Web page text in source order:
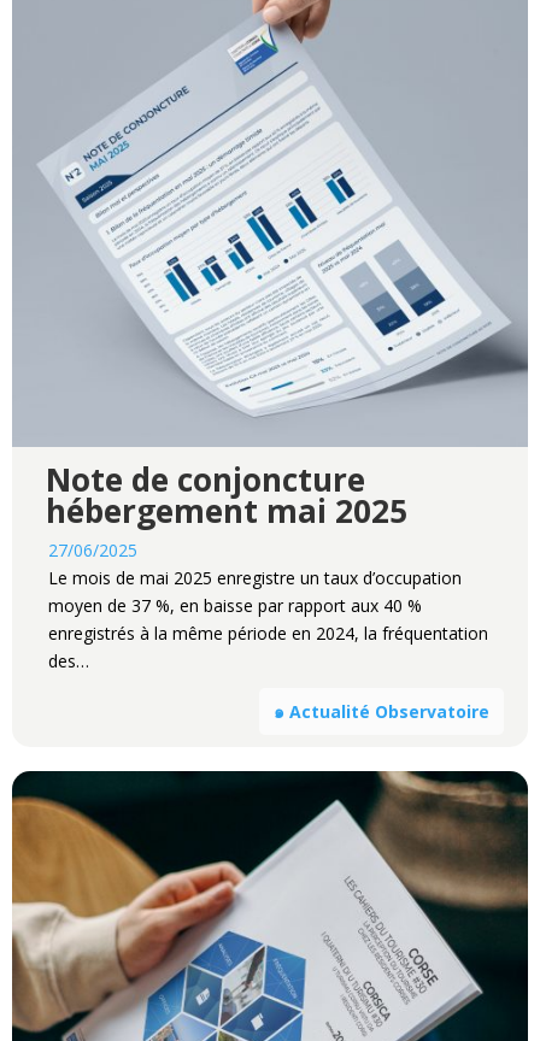
Note de conjoncture
hébergement mai 2025
27/06/2025
Le mois de mai 2025 enregistre un taux d’occupation
moyen de 37 %, en baisse par rapport aux 40 %
enregistrés à la même période en 2024, la fréquentation
des…
๑ Actualité Observatoire